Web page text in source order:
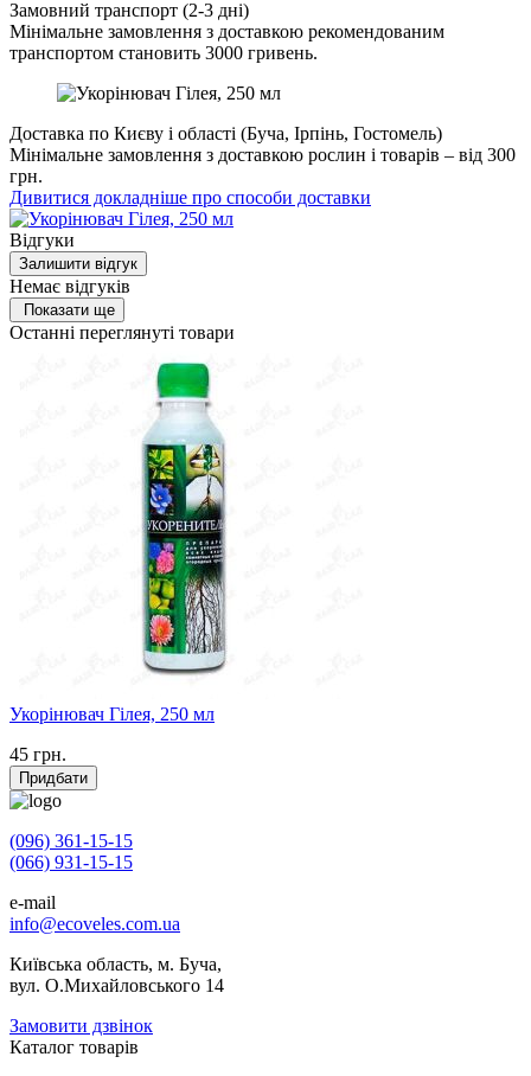
Замовний транспорт (2-3 дні)
Мінімальне замовлення з доставкою рекомендованим
транспортом становить 3000 гривень.
Доставка по Києву і області (Буча, Ірпінь, Гостомель)
Мінімальне замовлення з доставкою рослин і товарів – від 300
грн.
Дивитися докладніше про способи доставки
Відгуки
Залишити відгук
Немає відгуків
Показати ще
Останні переглянуті товари
Укорінювач Гілея, 250 мл
45 грн.
Придбати
(096) 361-15-15
(066) 931-15-15
e-mail
info@ecoveles.com.ua
Київська область, м. Буча,
вул. О.Михайловського 14
Замовити дзвінок
Каталог товарів